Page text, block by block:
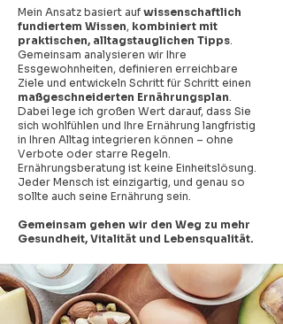
Mein Ansatz basiert auf wissenschaftlich
fundiertem Wissen, kombiniert mit
praktischen, alltagstauglichen Tipps.
Gemeinsam analysieren wir Ihre
Essgewohnheiten, definieren erreichbare
Ziele und entwickeln Schritt für Schritt einen
maßgeschneiderten Ernährungsplan.
Dabei lege ich großen Wert darauf, dass Sie
sich wohlfühlen und Ihre Ernährung langfristig
in Ihren Alltag integrieren können – ohne
Verbote oder starre Regeln.
Ernährungsberatung ist keine Einheitslösung.
Jeder Mensch ist einzigartig, und genau so
sollte auch seine Ernährung sein.
Gemeinsam gehen wir den Weg zu mehr
Gesundheit, Vitalität und Lebensqualität.